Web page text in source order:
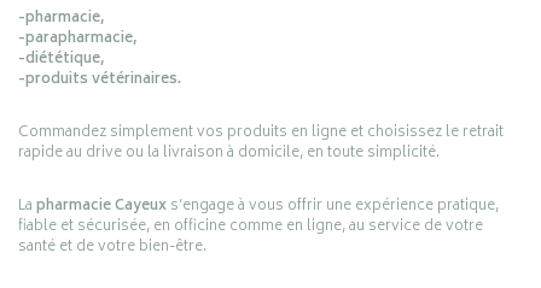
-pharmacie,
-parapharmacie,
-diététique,
-produits vétérinaires.
Commandez simplement vos produits en ligne et choisissez le retrait
rapide au drive ou la livraison à domicile, en toute simplicité.
Lapharmacie Cayeuxs’engage à vous offrir une expérience pratique,
fiable et sécurisée, en officine comme en ligne, au service de votre
santé et de votre bien-être.